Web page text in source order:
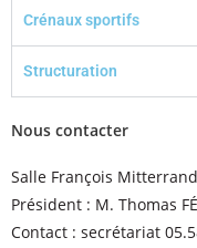
Crénaux sportifs
Structuration
Nous contacter
Salle François Mitterrand
Président : M. Thomas
Contact : secrétariat